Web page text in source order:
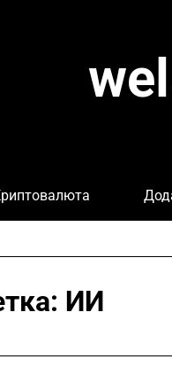
ИИ